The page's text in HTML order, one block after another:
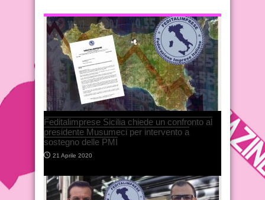
INFORMAZIONE
Feditalimprese Sicilia chiede un confronto al
presidente Musumeci per intervento a
sostegno delle PMI
21 Aprile 2020